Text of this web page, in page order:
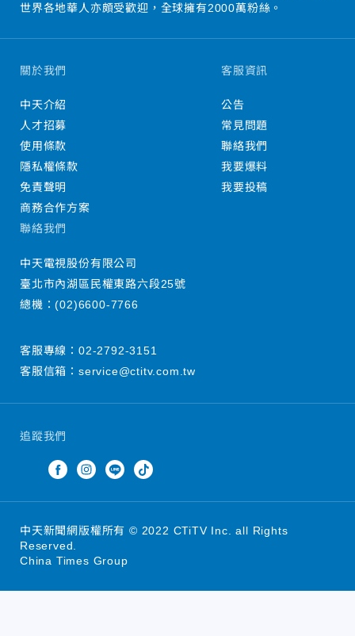
世界各地華人亦頗受歡迎，全球擁有2000萬粉絲。
追蹤我們
關於我們
中天介紹
人才招募
使用條款
隱私權條款
免責聲明
商務合作方案
客服資訊
公告
常見問題
聯絡我們
我要爆料
我要投稿
聯絡我們
中天電視股份有限公司
臺北市內湖區民權東路六段25號
總機：(02)6600-7766
客服專線： 02-2792-3151
客服信箱： service@ctitv.com.tw
中天新聞網版權所有 © 2022 CTiTV Inc. all Rights
Reserved.
China Times Group